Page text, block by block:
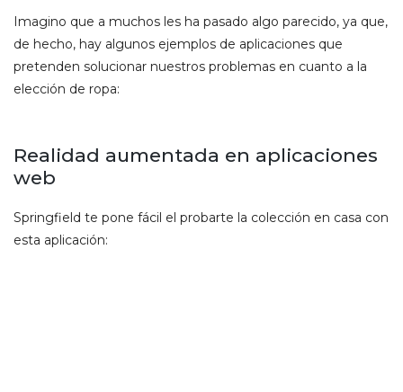
Imagino que a muchos les ha pasado algo parecido, ya que,
de hecho, hay algunos ejemplos de aplicaciones que
pretenden solucionar nuestros problemas en cuanto a la
elección de ropa:
Realidad aumentada en aplicaciones
web
Springfield te pone fácil el probarte la colección en casa con
esta aplicación: